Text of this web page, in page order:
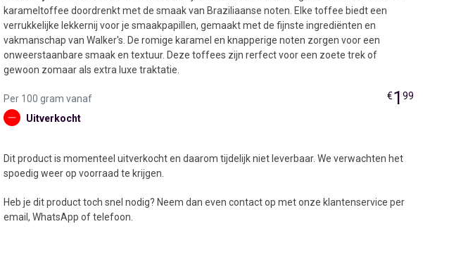
karameltoffee doordrenkt met de smaak van Braziliaanse noten. Elke toffee biedt een
verrukkelijke lekkernij voor je smaakpapillen, gemaakt met de fijnste ingrediënten en
vakmanschap van Walker's. De romige karamel en knapperige noten zorgen voor een
onweerstaanbare smaak en textuur. Deze toffees zijn rerfect voor een zoete trek of
gewoon zomaar als extra luxe traktatie.
Per 100 gram vanaf €1 99
Uitverkocht
Dit product is momenteel uitverkocht en daarom tijdelijk niet leverbaar. We verwachten het
spoedig weer op voorraad te krijgen.
Heb je dit product toch snel nodig? Neem dan even contact op met onze klantenservice per
email, WhatsApp of telefoon.